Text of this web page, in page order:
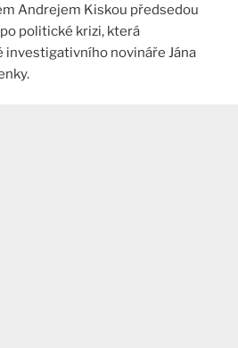
Andrejem Kiskou předsedou
politické krizi, která
investigativního novináře Jána
​.